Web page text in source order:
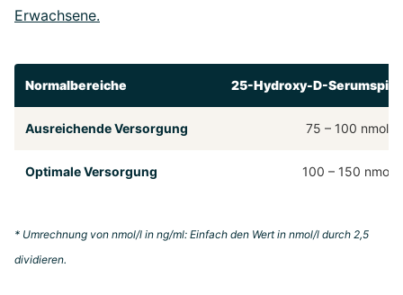
Erwachsene.
Normalbereiche 25-Hydroxy-D-
Ausreichende Versorgung 75 – 100 nmol/L
Optimale Versorgung 100 – 150 nmol/L
* Umrechnung von nmol/l in ng/ml: Einfach den Wert in nmol/l durch 2,5
dividieren.